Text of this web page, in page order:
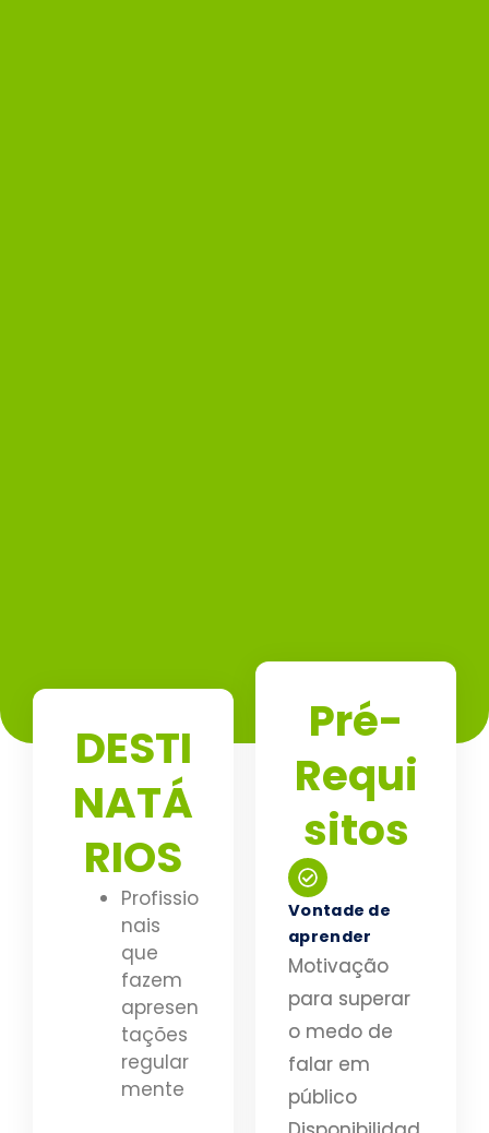
DESTI
NATÁ
RIOS
Profissio
nais
que
fazem
apresen
tações
regular
mente
Pré-
Requi
sitos
Vontade de
aprender
Motivação
para superar
o medo de
falar em
público